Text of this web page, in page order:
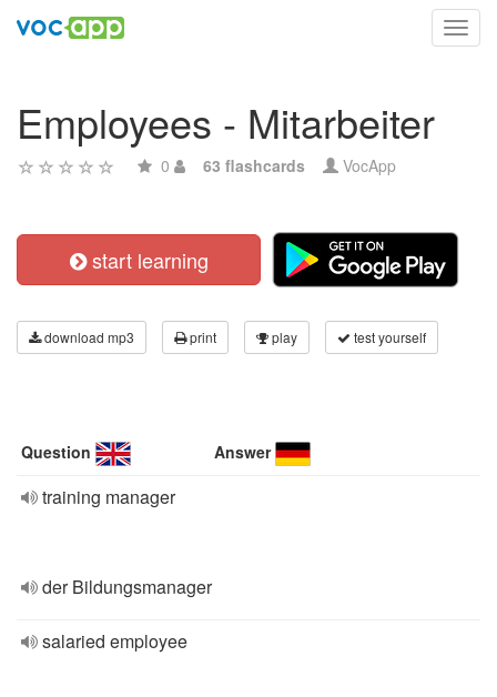
Employees - Mitarbeiter
0 63 flashcards VocApp
start learning
download mp3 print play test yourself
Question Answer
training manager
der Bildungsmanager
salaried employee